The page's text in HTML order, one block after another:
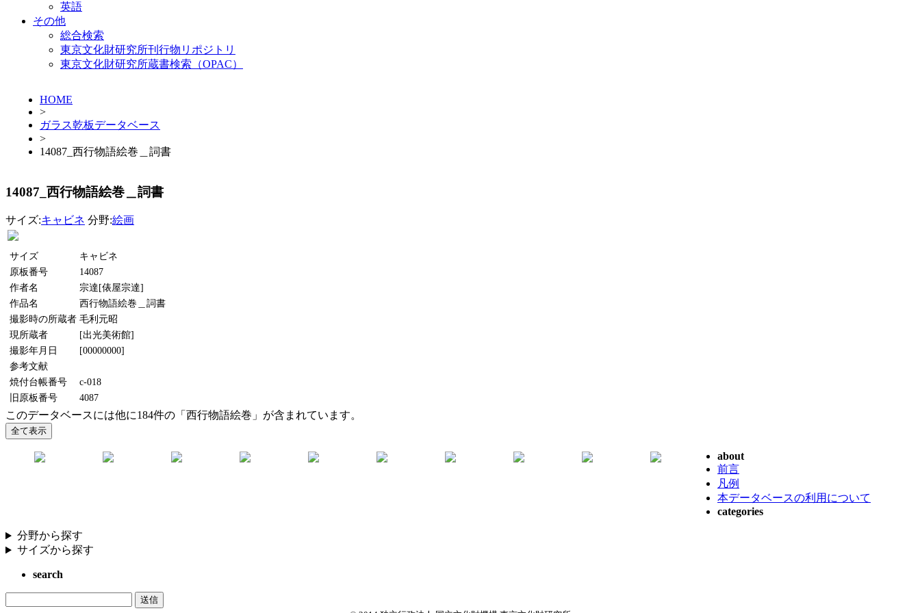
英語
その他
総合検索
東京文化財研究所刊行物リポジトリ
東京文化財研究所蔵書検索（OPAC）
HOME
>
ガラス乾板データベース
>
14087_西行物語絵巻＿詞書
14087_西行物語絵巻＿詞書
サイズ:キャビネ 分野:絵画
サイズ
キャビネ
原板番号
14087
作者名
宗達[俵屋宗達]
作品名
西行物語絵巻＿詞書
撮影時の所蔵者 毛利元昭
現所蔵者
[出光美術館]
撮影年月日
[00000000]
参考文献
焼付台帳番号
c-018
旧原板番号
4087
このデータベースには他に184件の「西行物語絵巻」が含まれています。
about
前言
凡例
本データベースの利用について
categories
分野から探す
サイズから探す
search